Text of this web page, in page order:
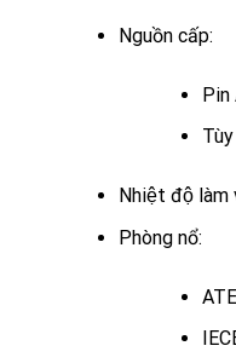
Nguồn cấp:
Pin
Nhiệt độ làm
Phòng nổ: